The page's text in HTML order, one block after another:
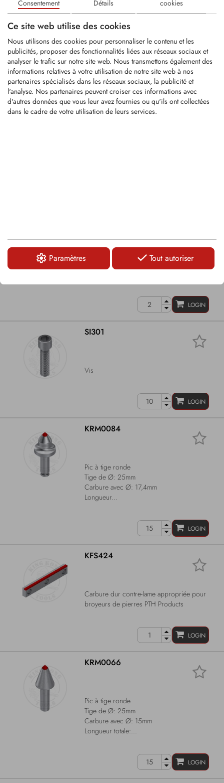
Consentement Détails cookies
Ce site web utilise des cookies
Nous utilisons des cookies pour personnaliser le contenu et les
publicités, proposer des fonctionnalités liées aux réseaux sociaux et
analyser le trafic sur notre site web. Nous transmettons également des
informations relatives à votre utilisation de notre site web à nos
partenaires spécialisés dans les réseaux sociaux, la publicité et
l'analyse. Nos partenaires peuvent croiser ces informations avec
d'autres données que vous leur avez fournies ou qu'ils ont collectées
dans le cadre de votre utilisation de leurs services.
Paramètres Tout autoriser
Pic à tige ronde
Tige de Ø: 25mm
Carbure avec Ø: 14,8mm
Longueur...
LOGIN
KFS617-2
Porte-outils en carbure approprié pour
LOGIN
SI301
Vis
LOGIN
KRM0084
Pic à tige ronde
Tige de Ø: 25mm
Carbure avec Ø: 17,4mm
Longueur...
LOGIN
KFS424
Carbure dur contre-lame appropriée pour
broyeurs de pierres PTH Products
LOGIN
KRM0066
Pic à tige ronde
Tige de Ø: 25mm
Carbure avec Ø: 15mm
Longueur totale:...
LOGIN